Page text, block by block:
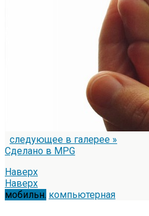
следующее в галерее »
Сделано в MPG
Наверх
Наверх
мобильн. компьютерная